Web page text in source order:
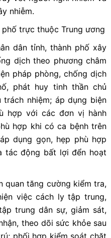
nhiễm.
trực thuộc Trung ương
dân tỉnh, thành phố xây
dịch theo phương châm
pháp phòng, chống dịch
phát huy tinh thần chủ
nhiệm; áp dụng biện
hợp với các đơn vị hành
hợp khi có ca bệnh trên
dụng gọn, hẹp phù hợp
tác động bất lợi đển hoạt
quan tăng cường kiểm tra,
việc cách ly tập trung,
trung dân sự, giảm sát,
theo dõi sức khỏe sau
phối hợp kiểm soát chặt